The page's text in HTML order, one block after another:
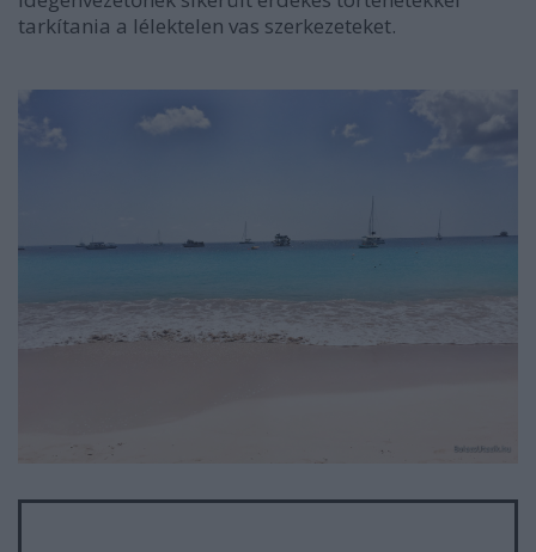
tarkítania a lélektelen vas szerkezeteket.